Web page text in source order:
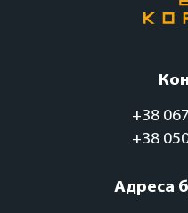
+38
+38
Адреса